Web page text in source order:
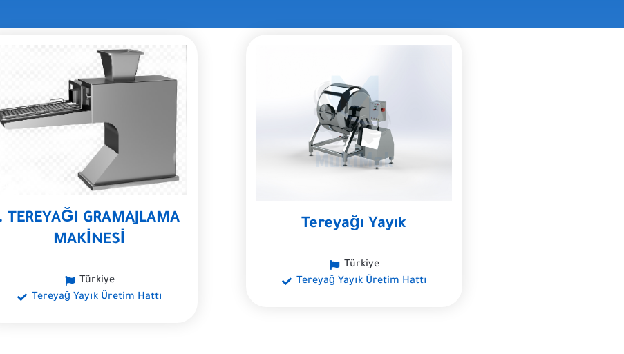
. TEREYAĞI GRAMAJLAMA
MAKİNESİ
Türkiye
Tereyağ Yayık Üretim Hattı
Tereyağı Yayık
Türkiye
Tereyağ Yayık Üretim Hattı